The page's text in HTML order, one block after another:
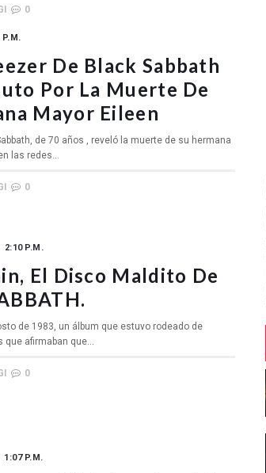
0
P.M.
De Black Sabbath
Por La Muerte De
Mayor Eileen
de 70 años , reveló la muerte de su hermana
las redes...
0
2:10 P.M.
El Disco Maldito De
de 1983, un álbum que estuvo rodeado de
que afirmaban que...
0
1:07 P.M.